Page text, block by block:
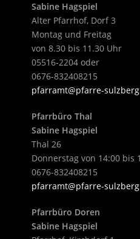
Sabine Hagspiel
Alter Pfarrhof, Dorf 3
Montag und Freitag
von 8.30 bis 11.30 Uhr
05516-2204 oder
0676-832408215
pfarramt@pfarre-
Pfarrbüro Thal
Sabine Hagspiel
Thal 26
Donnerstag von 14:00 bis
0676-832408215
pfarramt@pfarre-
Pfarrbüro Doren
Sabine Hagspiel